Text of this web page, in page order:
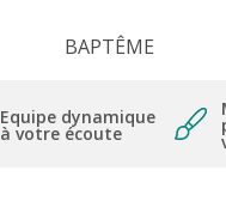
BAPTÊME
Equipe dynamique
à votre écoute